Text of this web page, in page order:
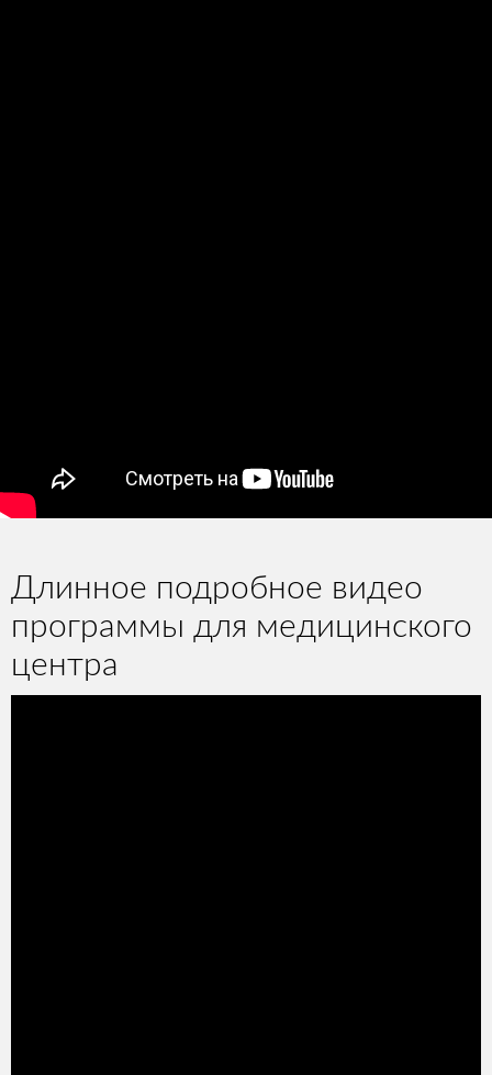
Длинное подробное видео
программы для медицинского
центра